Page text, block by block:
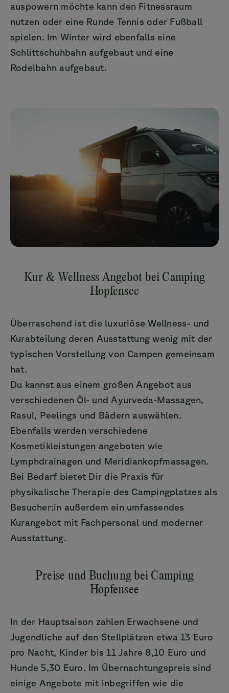
auspowern möchte kann den Fitnessraum
nutzen oder eine Runde Tennis oder Fußball
spielen. Im Winter wird ebenfalls eine
Schlittschuhbahn aufgebaut und eine
Rodelbahn aufgebaut.
Kur & Wellness Angebot bei Camping
Hopfensee
Überraschend ist die luxuriöse Wellness- und
Kurabteilung deren Ausstattung wenig mit der
typischen Vorstellung von Campen gemeinsam
hat.
Du kannst aus einem großen Angebot aus
verschiedenen Öl- und Ayurveda-Massagen,
Rasul, Peelings und Bädern auswählen.
Ebenfalls werden verschiedene
Kosmetikleistungen angeboten wie
Lymphdrainagen und Meridiankopfmassagen.
Bei Bedarf bietet Dir die Praxis für
physikalische Therapie des Campingplatzes als
Besucher:in außerdem ein umfassendes
Kurangebot mit Fachpersonal und moderner
Ausstattung.
Preise und Buchung bei Camping
Hopfensee
In der Hauptsaison zahlen Erwachsene und
Jugendliche auf den Stellplätzen etwa 13 Euro
pro Nacht, Kinder bis 11 Jahre 8,10 Euro und
Hunde 5,30 Euro. Im Übernachtungspreis sind
einige Angebote mit inbegriffen wie die